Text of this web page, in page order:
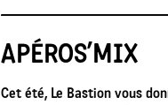
APÉROS’MIX
Cet été, Le Bastion vous